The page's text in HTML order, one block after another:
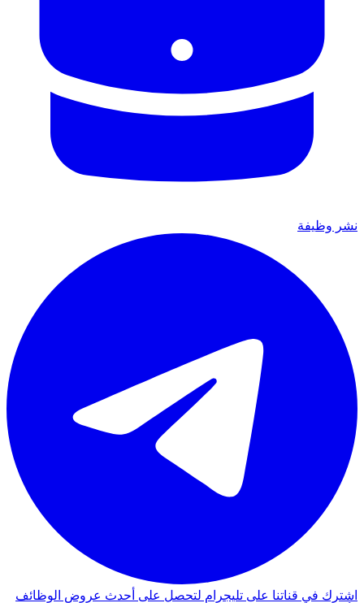
نشر وظيفة
اشترك في قناتنا على تليجرام لتحصل على أحدث عروض الوظائف